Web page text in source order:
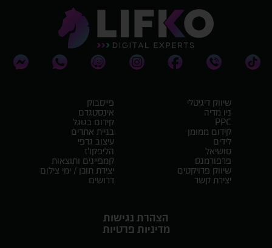
שיווק דיגיטלי
ניו מדיה
PPC
קידום ממומן
לידים
סושיאל
פרפורמנס
שיווק פרויקטים
יצירת קשר
פייסבוק
אינסטגרם
קידום בגוגל
בניית אתרים
עיצוב גרפי
הליפקו'ז
קמפיינים ותוצאות
יצירת תוכן / ימי צילום
דרושים
הצהרת נגישות
מדיניות פרטיות